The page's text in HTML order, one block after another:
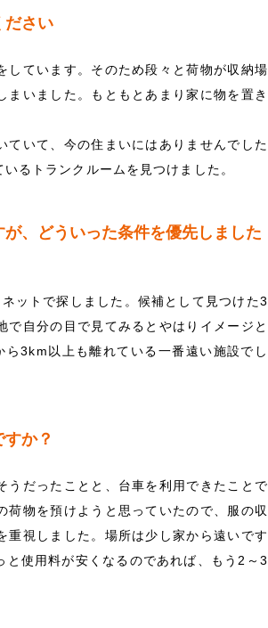
ださい
しています。そのため段々と荷物が収納場
いました。もともとあまり家に物を置き
ていて、今の住まいにはありませんでした
るトランクルームを見つけました。
、どういった条件を優先しました
ットで探しました。候補として見つけた3
自分の目で見てみるとやはりイメージと
3km以上も離れている一番遠い施設でし
か？
うだったことと、台車を利用できたことで
物を預けようと思っていたので、服の収
視しました。場所は少し家から遠いです
使用料が安くなるのであれば、もう2～3